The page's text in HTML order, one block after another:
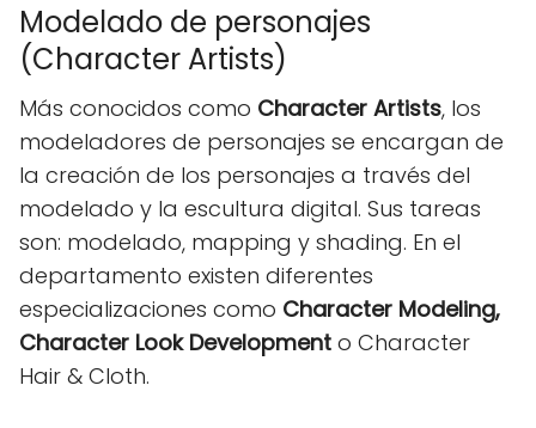
Modelado de personajes
(Character Artists)
Más conocidos como Character Artists, los
modeladores de personajes se encargan de
la creación de los personajes a través del
modelado y la escultura digital. Sus tareas
son: modelado, mapping y shading. En el
departamento existen diferentes
especializaciones como Character Modeling,
Character Look Development o Character
Hair & Cloth.